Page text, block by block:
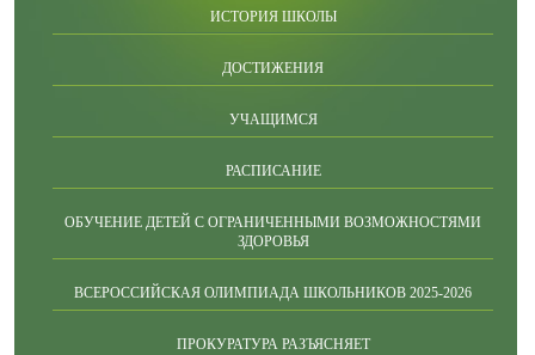
ИСТОРИЯ ШКОЛЫ
ДОСТИЖЕНИЯ
УЧАЩИМСЯ
РАСПИСАНИЕ
ОБУЧЕНИЕ ДЕТЕЙ С ОГРАНИЧЕННЫМИ ВОЗМОЖНОСТЯМИ
ЗДОРОВЬЯ
ВСЕРОССИЙСКАЯ ОЛИМПИАДА ШКОЛЬНИКОВ 2025-2026
ПРОКУРАТУРА РАЗЪЯСНЯЕТ